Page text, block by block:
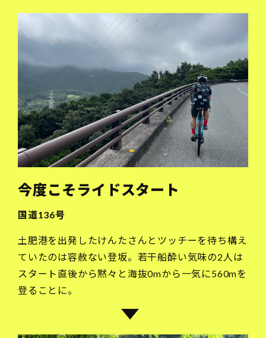
今度こそライドスタート
国道136号
土肥港を出発したけんたさんとツッチーを待ち構え
ていたのは容赦ない登坂。若干船酔い気味の2人は
スタート直後から黙々と海抜0mから一気に560mを
登ることに。